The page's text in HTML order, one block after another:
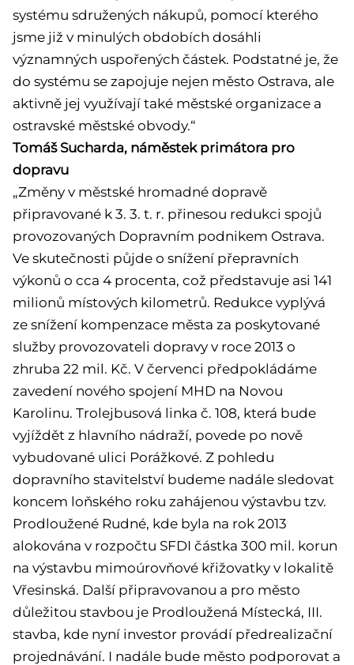
systému sdružených nákupů, pomocí kterého
jsme již v minulých obdobích dosáhli
významných uspořených částek. Podstatné je, že
do systému se zapojuje nejen město Ostrava, ale
aktivně jej využívají také městské organizace a
ostravské městské obvody.“
Tomáš Sucharda, náměstek primátora pro
dopravu
„Změny v městské hromadné dopravě
připravované k 3. 3. t. r. přinesou redukci spojů
provozovaných Dopravním podnikem Ostrava.
Ve skutečnosti půjde o snížení přepravních
výkonů o cca 4 procenta, což představuje asi 141
milionů místových kilometrů. Redukce vyplývá
ze snížení kompenzace města za poskytované
služby provozovateli dopravy v roce 2013 o
zhruba 22 mil. Kč. V červenci předpokládáme
zavedení nového spojení MHD na Novou
Karolinu. Trolejbusová linka č. 108, která bude
vyjíždět z hlavního nádraží, povede po nově
vybudované ulici Porážkové. Z pohledu
dopravního stavitelství budeme nadále sledovat
koncem loňského roku zahájenou výstavbu tzv.
Prodloužené Rudné, kde byla na rok 2013
alokována v rozpočtu SFDI částka 300 mil. korun
na výstavbu mimoúrovňové křižovatky v lokalitě
Vřesinská. Další připravovanou a pro město
důležitou stavbou je Prodloužená Místecká, III.
stavba, kde nyní investor provádí předrealizační
projednávání. I nadále bude město podporovat a